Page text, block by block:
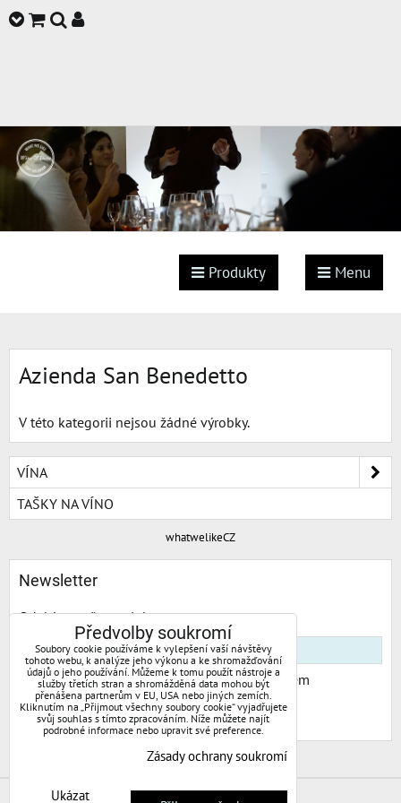
Produkty Menu
Azienda San Benedetto
V této kategorii nejsou žádné výrobky.
VÍNA
TAŠKY NA VÍNO
whatwelikeCZ
Newsletter
Odebírat naše novinky:
Chci se přihlásit k odběru novinek e-mailem
Odebírat
Předvolby soukromí Zásady ochrany soukromí
Předvolby soukromí
Soubory cookie používáme k vylepšení vaší návštěvy
tohoto webu, k analýze jeho výkonu a ke shromažďování
údajů o jeho používání. Můžeme k tomu použít nástroje a
služby třetích stran a shromážděná data mohou být
přenášena partnerům v EU, USA nebo jiných zemích.
Kliknutím na „Přijmout všechny soubory cookie“ vyjadřujete
svůj souhlas s tímto zpracováním. Níže můžete najít
podrobné informace nebo upravit své preference.
Zásady ochrany soukromí
Ukázat